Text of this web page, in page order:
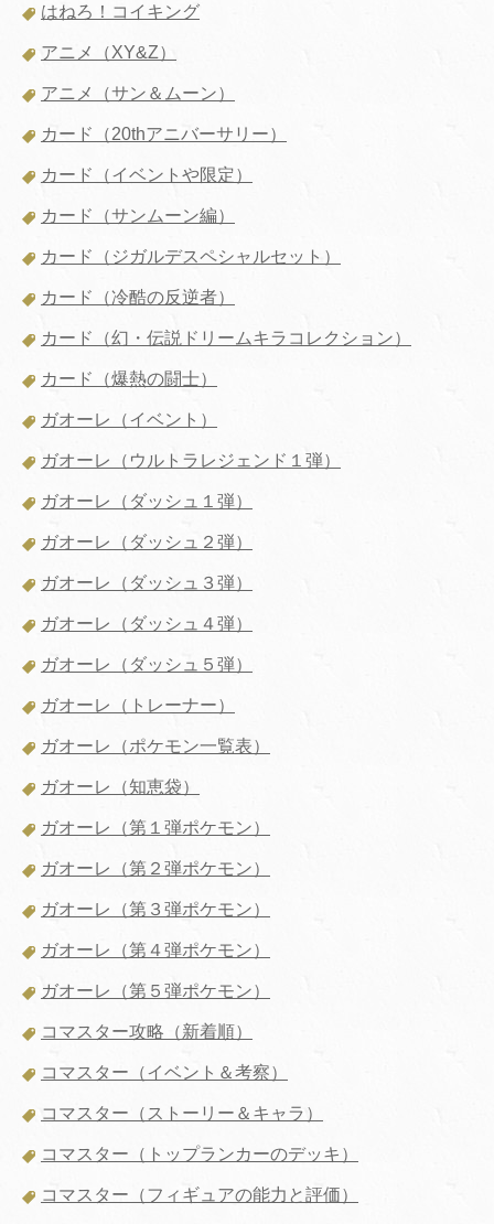
はねろ！コイキング
アニメ（XY&Z）
アニメ（サン＆ムーン）
カード（20thアニバーサリー）
カード（イベントや限定）
カード（サンムーン編）
カード（ジガルデスペシャルセット）
カード（冷酷の反逆者）
カード（幻・伝説ドリームキラコレクション）
カード（爆熱の闘士）
ガオーレ（イベント）
ガオーレ（ウルトラレジェンド１弾）
ガオーレ（ダッシュ１弾）
ガオーレ（ダッシュ２弾）
ガオーレ（ダッシュ３弾）
ガオーレ（ダッシュ４弾）
ガオーレ（ダッシュ５弾）
ガオーレ（トレーナー）
ガオーレ（ポケモン一覧表）
ガオーレ（知恵袋）
ガオーレ（第１弾ポケモン）
ガオーレ（第２弾ポケモン）
ガオーレ（第３弾ポケモン）
ガオーレ（第４弾ポケモン）
ガオーレ（第５弾ポケモン）
コマスター攻略（新着順）
コマスター（イベント＆考察）
コマスター（ストーリー＆キャラ）
コマスター（トップランカーのデッキ）
コマスター（フィギュアの能力と評価）